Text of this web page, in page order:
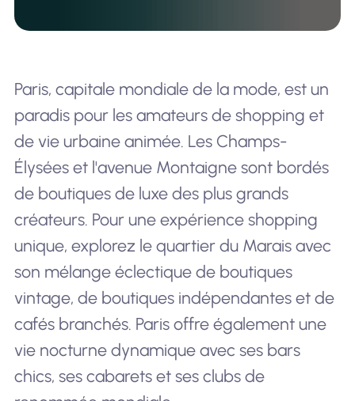
Paris, capitale mondiale de la mode, est un
paradis pour les amateurs de shopping et
de vie urbaine animée. Les Champs-
Élysées et l'avenue Montaigne sont bordés
de boutiques de luxe des plus grands
créateurs. Pour une expérience shopping
unique, explorez le quartier du Marais avec
son mélange éclectique de boutiques
vintage, de boutiques indépendantes et de
cafés branchés. Paris offre également une
vie nocturne dynamique avec ses bars
chics, ses cabarets et ses clubs de